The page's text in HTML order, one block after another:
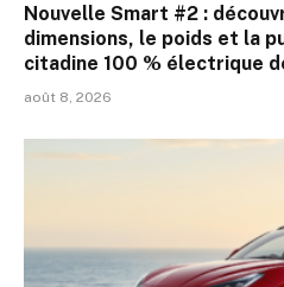
Nouvelle Smart #2 :
dimensions, le poids et la
citadine 100 % électrique
août 8, 2026